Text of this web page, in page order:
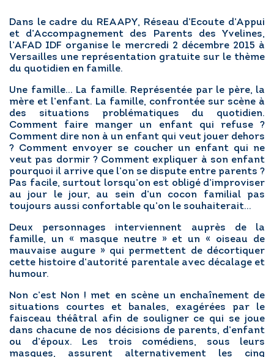
Dans le cadre du REAAPY, Réseau d’Ecoute d’Appui
et d’Accompagnement des Parents des Yvelines,
l’AFAD IDF organise le mercredi 2 décembre 2015 à
Versailles une représentation gratuite sur le thème
du quotidien en famille.
Une famille… La famille. Représentée par le père, la
mère et l’enfant. La famille, confrontée sur scène à
des situations problématiques du quotidien.
Comment faire manger un enfant qui refuse ?
Comment dire non à un enfant qui veut jouer dehors
? Comment envoyer se coucher un enfant qui ne
veut pas dormir ? Comment expliquer à son enfant
pourquoi il arrive que l’on se dispute entre parents ?
Pas facile, surtout lorsqu’on est obligé d’improviser
au jour le jour, au sein d’un cocon familial pas
toujours aussi confortable qu’on le souhaiterait…
Deux personnages interviennent auprès de la
famille, un « masque neutre » et un « oiseau de
mauvaise augure » qui permettent de décortiquer
cette histoire d’autorité parentale avec décalage et
humour.
Non c’est Non ! met en scène un enchaînement de
situations courtes et banales, exagérées par le
faisceau théâtral afin de souligner ce qui se joue
dans chacune de nos décisions de parents, d’enfant
ou d’époux. Les trois comédiens, sous leurs
masques, assurent alternativement les cinq